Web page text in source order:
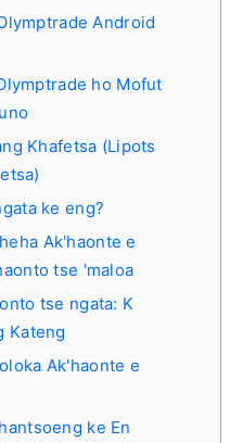
Android
ho Mofut
Khafetsa (Lipots
ke eng?
Ak'haonte e
tse 'maloa
tse ngata: K
Kateng
Ak'haonte e
ke En